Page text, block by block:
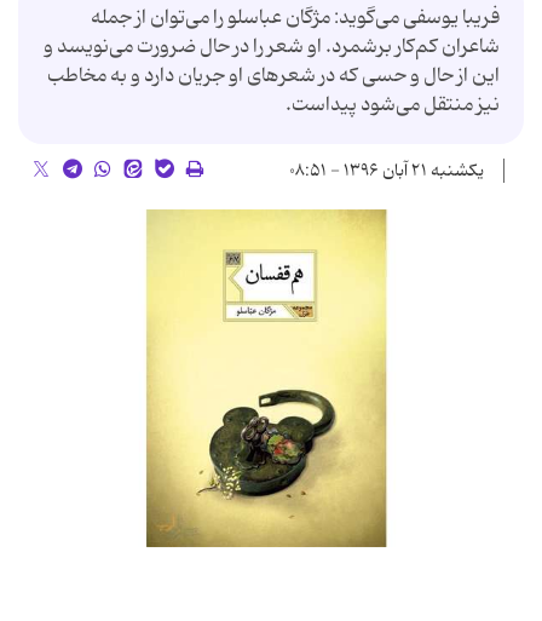
فریبا یوسفی می‌گوید: مژگان عباسلو را می‌توان از جمله
شاعران کم‌کار برشمرد. او شعر را در حال ضرورت می‌نویسد و
این از حال و حسی که در شعرهای او جریان دارد و به مخاطب
نیز منتقل می‌شود پیداست.
یکشنبه ۲۱ آبان ۱۳۹۶ - ۰۸:۵۱